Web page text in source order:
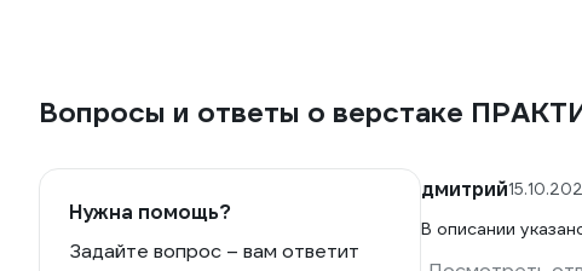
Вопросы и ответы о верстаке
Нужна помощь?
Задайте вопрос – вам ответит
дмитрий
В описании